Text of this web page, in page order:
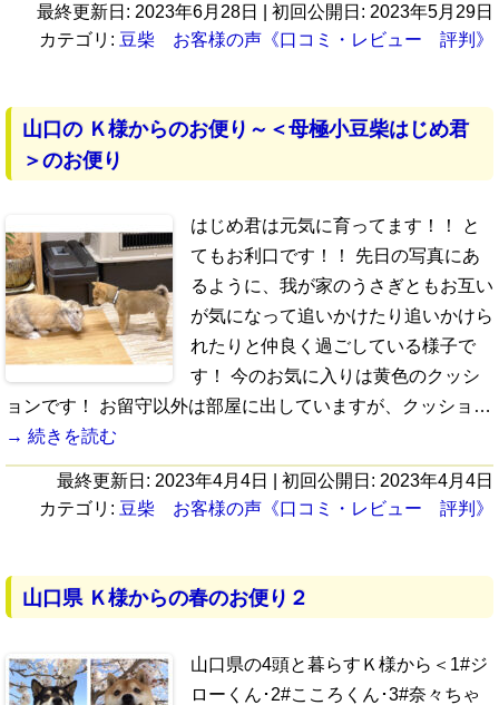
最終更新日: 2023年6月28日 | 初回公開日: 2023年5月29日
カテゴリ: 豆柴 お客様の声《口コミ・レビュー 評判》
山口の Ｋ様からのお便り～＜母極小豆柴はじめ君
＞のお便り
はじめ君は元気に育ってます！！ と
てもお利口です！！ 先日の写真にあ
るように、我が家のうさぎともお互い
が気になって追いかけたり追いかけら
れたりと仲良く過ごしている様子で
す！ 今のお気に入りは黄色のクッシ
ョンです！ お留守以外は部屋に出していますが、クッショ…
→ 続きを読む
最終更新日: 2023年4月4日 | 初回公開日: 2023年4月4日
カテゴリ: 豆柴 お客様の声《口コミ・レビュー 評判》
山口県 Ｋ様からの春のお便り２
山口県の4頭と暮らすＫ様から＜1#ジ
ローくん･2#こころくん･3#奈々ちゃ